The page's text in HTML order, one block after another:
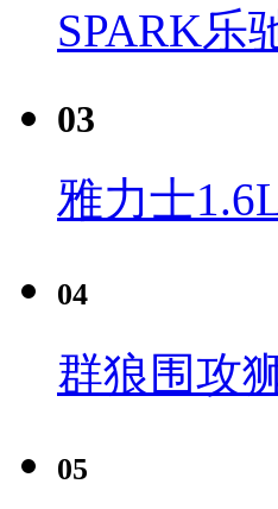
SPARK乐
03
雅力士
04
群狼围攻
05